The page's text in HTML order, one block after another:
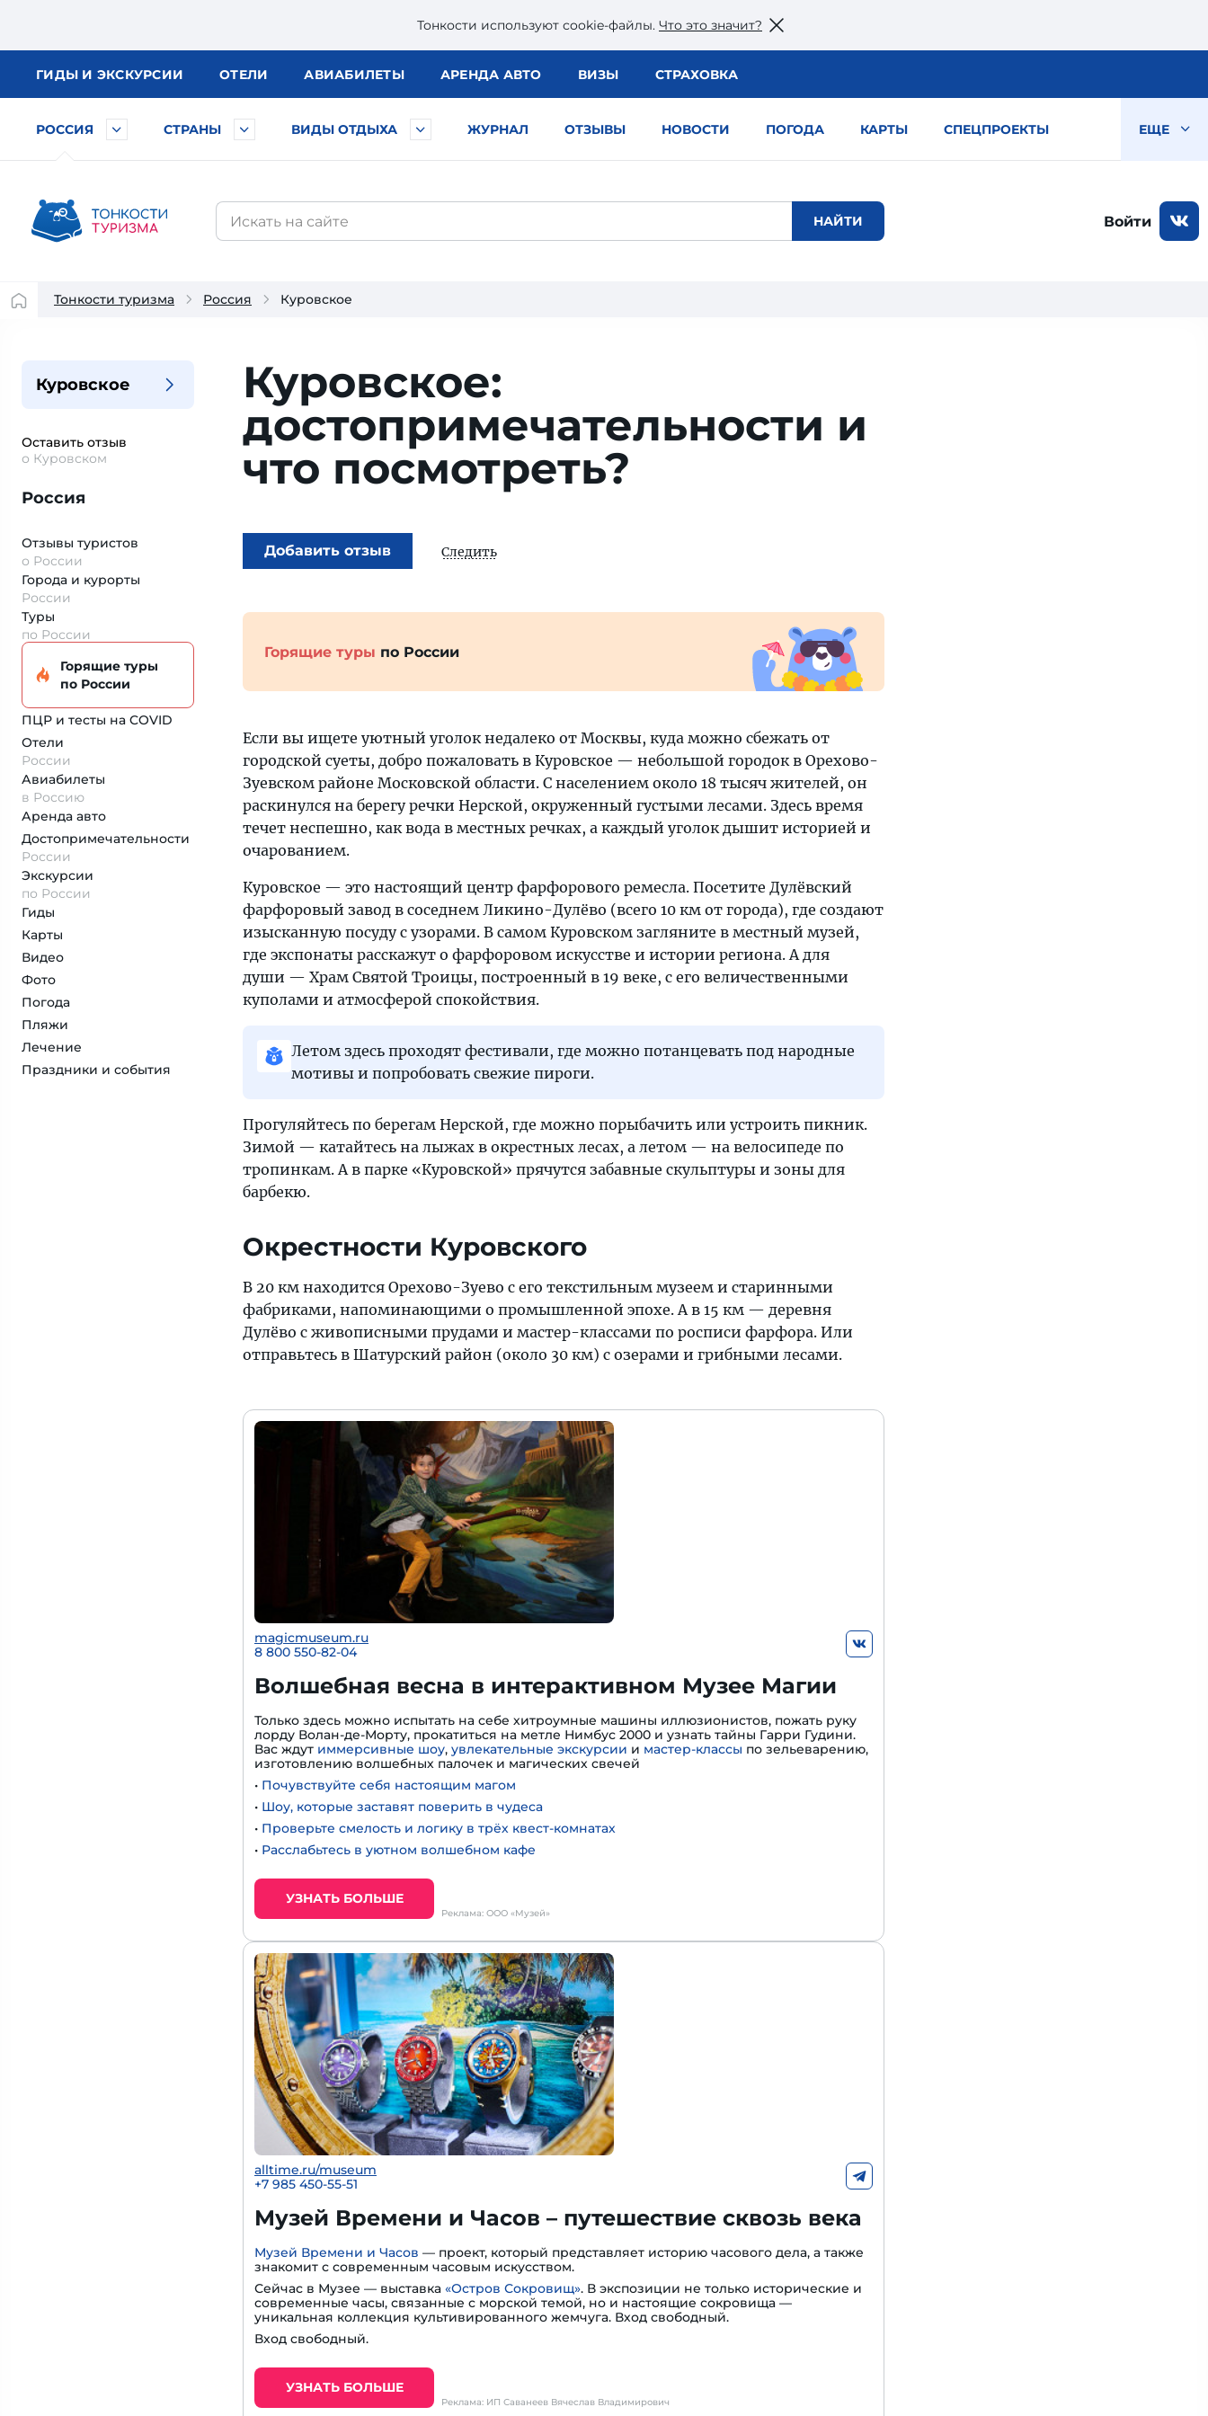
Тонкости используют сookie-файлы. Что это значит?
ГИДЫ И ЭКСКУРСИИ ОТЕЛИ АВИАБИЛЕТЫ АРЕНДА АВТО ВИЗЫ СТРАХОВКА
РОССИЯ СТРАНЫ ВИДЫ ОТДЫХА ЖУРНАЛ ОТЗЫВЫ НОВОСТИ ПОГОДА КАРТЫ СПЕЦПРОЕКТЫ ЕЩЕ
Войти
Тонкости туризма Россия Куровское
Куровское
Оставить отзыв
о Куровском
Россия
Отзывы туристов
о России
Города и курорты
России
Туры
по России
Горящие туры
по России
ПЦР и тесты на COVID
Отели
России
Авиабилеты
в Россию
Аренда авто
Достопримеча­тельности
России
Экскурсии
по России
Гиды
Карты
Видео
Фото
Погода
Пляжи
Лечение
Праздники и события
Куровское:
достопримечательности и
что посмотреть?
Добавить отзыв Следить
Горящие туры по России
Если вы ищете уютный уголок недалеко от Москвы, куда можно сбежать от
городской суеты, добро пожаловать в Куровское — небольшой городок в Орехово-
Зуевском районе Московской области. С населением около 18 тысяч жителей, он
раскинулся на берегу речки Нерской, окруженный густыми лесами. Здесь время
течет неспешно, как вода в местных речках, а каждый уголок дышит историей и
очарованием.
Куровское — это настоящий центр фарфорового ремесла. Посетите Дулёвский
фарфоровый завод в соседнем Ликино-Дулёво (всего 10 км от города), где создают
изысканную посуду с узорами. В самом Куровском загляните в местный музей,
где экспонаты расскажут о фарфоровом искусстве и истории региона. А для
души — Храм Святой Троицы, построенный в 19 веке, с его величественными
куполами и атмосферой спокойствия.
Летом здесь проходят фестивали, где можно потанцевать под народные
мотивы и попробовать свежие пироги.
Прогуляйтесь по берегам Нерской, где можно порыбачить или устроить пикник.
Зимой — катайтесь на лыжах в окрестных лесах, а летом — на велосипеде по
тропинкам. А в парке «Куровской» прячутся забавные скульптуры и зоны для
барбекю.
Окрестности Куровского
В 20 км находится Орехово-Зуево с его текстильным музеем и старинными
фабриками, напоминающими о промышленной эпохе. А в 15 км — деревня
Дулёво с живописными прудами и мастер-классами по росписи фарфора. Или
отправьтесь в Шатурский район (около 30 км) с озерами и грибными лесами.
magicmuseum.ru
8 800 550-82-04
Волшебная весна в интерактивном Музее Магии
Только здесь можно испытать на себе хитроумные машины иллюзионистов, пожать руку
лорду Волан-де-Морту, прокатиться на метле Нимбус 2000 и узнать тайны Гарри Гудини.
Вас ждут иммерсивные шоу, увлекательные экскурсии и мастер-классы по зельеварению,
изготовлению волшебных палочек и магических свечей
• Почувствуйте себя настоящим магом
• Шоу, которые заставят поверить в чудеса
• Проверьте смелость и логику в трёх квест-комнатах
• Расслабьтесь в уютном волшебном кафе
УЗНАТЬ БОЛЬШЕ
Реклама: ООО «Музей»
alltime.ru/museum
+7 985 450-55-51
Музей Времени и Часов – путешествие сквозь века
Музей Времени и Часов — проект, который представляет историю часового дела, а также
знакомит с современным часовым искусством.
Сейчас в Музее — выставка «Остров Сокровищ». В экспозиции не только исторические и
современные часы, связанные с морской темой, но и настоящие сокровища —
уникальная коллекция культивированного жемчуга. Вход свободный.
Вход свободный.
УЗНАТЬ БОЛЬШЕ
Реклама: ИП Саванеев Вячеслав Владимирович